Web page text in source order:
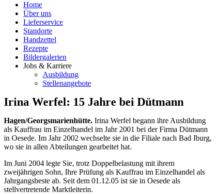
Home
Über uns
Lieferservice
Standorte
Handzettel
Rezepte
Bildergalerien
Jobs & Karriere
Ausbildung
Stellenangebote
Irina Werfel: 15 Jahre bei Dütmann
Hagen/Georgsmarienhütte. Irina Werfel begann ihre Ausbildung
als Kauffrau im Einzelhandel im Jahr 2001 bei der Firma Dütmann
in Oesede. Im Jahr 2002 wechselte sie in die Filiale nach Bad Iburg,
wo sie in allen Abteilungen gearbeitet hat.
Im Juni 2004 legte Sie, trotz Doppelbelastung mit ihrem
zweijährigen Sohn, Ihre Prüfung als Kauffrau im Einzelhandel als
Jahrgangsbeste ab. Seit dem 01.12.05 ist sie in Oesede als
stellvertretende Marktleiterin.